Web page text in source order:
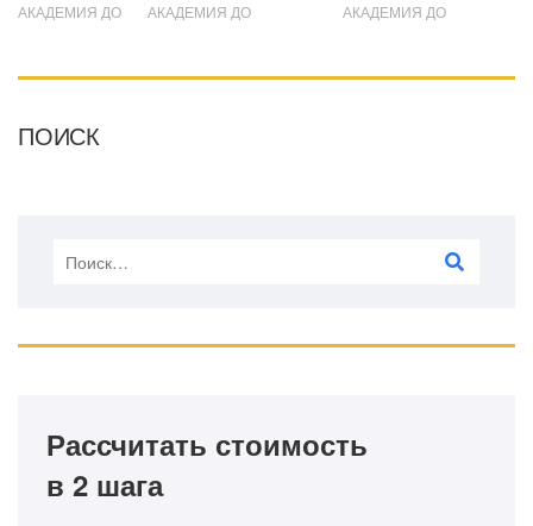
АКАДЕМИЯ ДО АКАДЕМИЯ ДО АКАДЕМИЯ ДО
ПОИСК
Рассчитать стоимость
в 2 шага